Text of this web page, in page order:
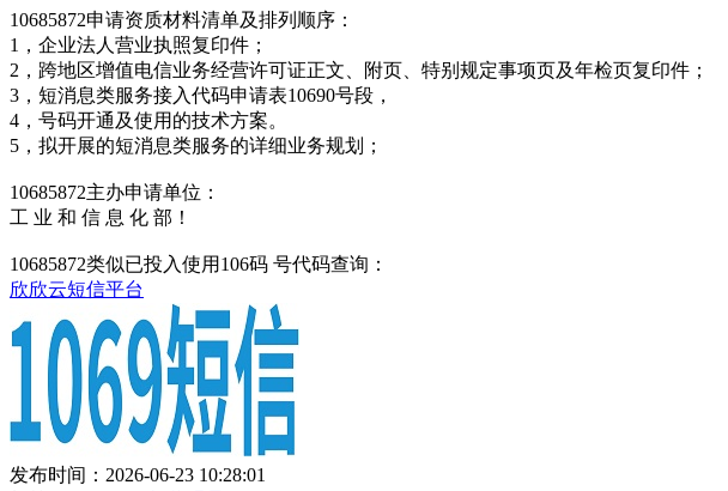
10685872申请资质材料清单及排列顺序：
1，企业法人营业执照复印件；
2，跨地区增值电信业务经营许可证正文、附页、特别规定事项页及年检页复印件；
3，短消息类服务接入代码申请表10690号段，
4，号码开通及使用的技术方案。
5，拟开展的短消息类服务的详细业务规划；
10685872主办申请单位：
工 业 和 信 息 化 部！
10685872类似已投入使用106码 号代码查询：
欣欣云短信平台
发布时间：2026-06-23 10:28:01